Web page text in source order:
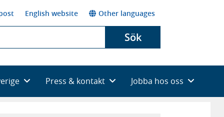
English website Other languages
Sök
Press & kontakt Jobba hos oss